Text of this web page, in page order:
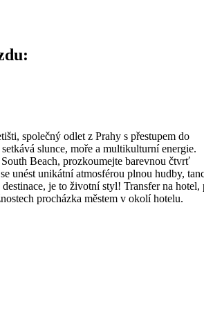
společný odlet z Prahy s přestupem do
setkává slunce, moře a multikulturní energie.
Beach, prozkoumejte barevnou čtvrť
unést unikátní atmosférou plnou hudby,
je to životní styl! Transfer na hotel,
procházka městem v okolí hotelu.